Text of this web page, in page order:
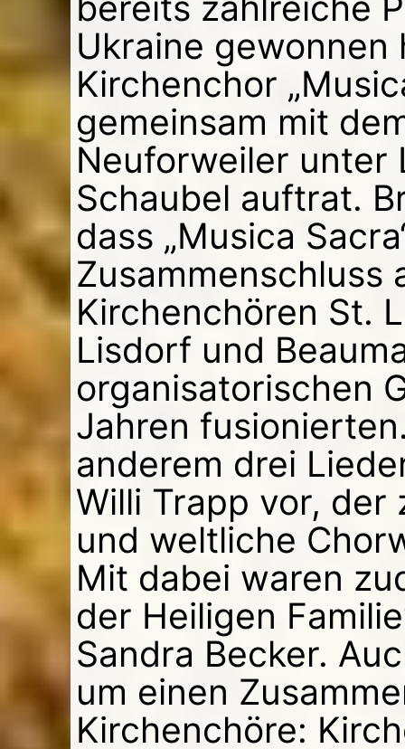
Ukraine gewonnen
Kirchenchor
gemeinsam mit
Neuforweiler unter
Schaubel auftrat.
dass „Musica
Zusammenschluss
Kirchenchören St.
Lisdorf und
organisatorischen
Jahren
anderem drei
Willi Trapp vor,
und weltliche
Mit dabei waren
der Heiligen
Sandra Becker.
um einen
Kirchenchöre: